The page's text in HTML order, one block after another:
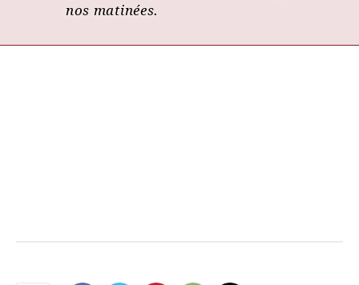
nos matinées.